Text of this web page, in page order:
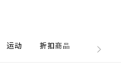
运动 折扣商品 文章